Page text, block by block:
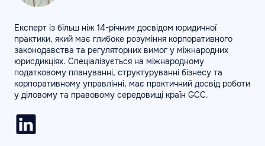
Експерт із більш ніж 14-річним досвідом юридичної
практики, який має глибоке розуміння корпоративного
законодавства та регуляторних вимог у міжнародних
юрисдикціях. Спеціалізується на міжнародному
податковому плануванні, структуруванні бізнесу та
корпоративному управлінні, має практичний досвід роботи
у діловому та правовому середовищі країн GCC.